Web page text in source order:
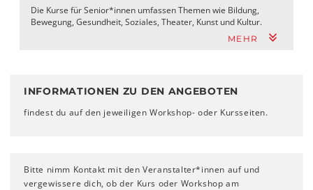
Die Kurse für Senior*innen umfassen Themen wie Bildung,
Bewegung, Gesundheit, Soziales, Theater, Kunst und Kultur.
MEHR
INFORMATIONEN ZU DEN ANGEBOTEN
findest du auf den jeweiligen Workshop- oder Kursseiten.
Bitte nimm Kontakt mit den Veranstalter*innen auf und
vergewissere dich, ob der Kurs oder Workshop am